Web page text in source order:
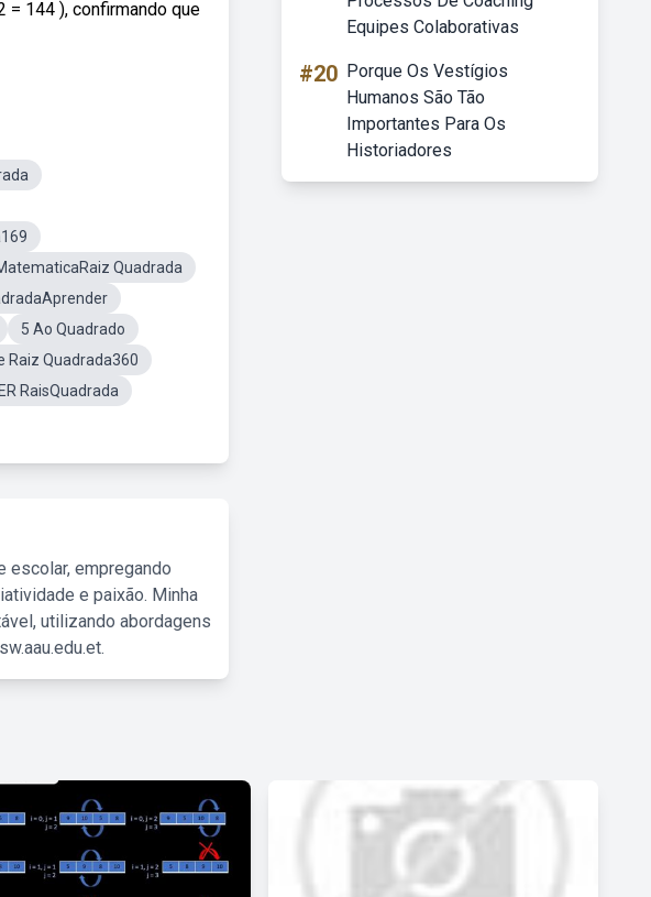
= 144 ), confirmando que
Quadrada
5 Ao Quadrado
Raiz Quadrada360
RaisQuadrada
escolar, empregando
e paixão. Minha
utilizando abordagens
Equipes Colaborativas
#20 Porque Os Vestígios
Humanos São Tão
Importantes Para Os
Historiadores